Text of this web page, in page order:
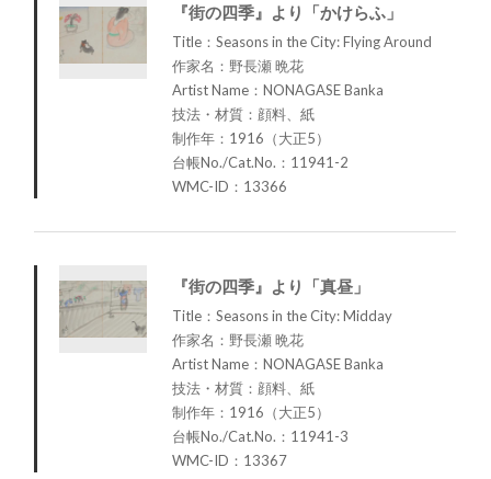
『街の四季』より「かけらふ」
Title：Seasons in the City: Flying Around
作家名：野長瀬 晩花
Artist Name：NONAGASE Banka
技法・材質：顔料、紙
制作年：1916（大正5）
台帳No./Cat.No.：11941-2
WMC-ID：13366
『街の四季』より「真昼」
Title：Seasons in the City: Midday
作家名：野長瀬 晩花
Artist Name：NONAGASE Banka
技法・材質：顔料、紙
制作年：1916（大正5）
台帳No./Cat.No.：11941-3
WMC-ID：13367